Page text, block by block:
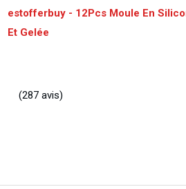
estofferbuy - 12Pcs Moule En
Et Gelée
(287 avis)